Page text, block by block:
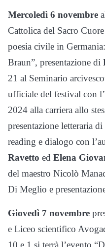
Mercoledì 6 novembre
Cattolica del Sacro
poesia civile in
Braun”, presentazione di
21 al Seminario
ufficiale del festival con
2024 alla carriera allo
presentazione letteraria di
reading e dialogo con
Ravetto ed Elena
del maestro Nicolò
Di Meglio e
Giovedì 7 novembre
e Liceo scientifico
10 e 1 si terrà l’evento